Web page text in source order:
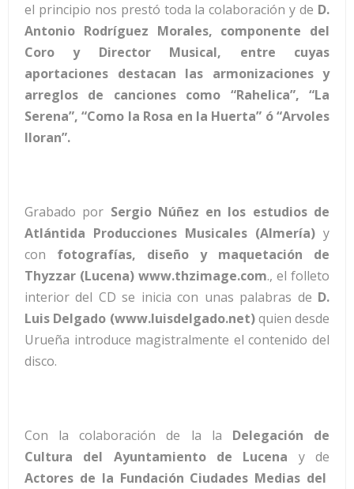
el principio nos prestó toda la colaboración y de D.
Antonio Rodríguez Morales, componente del
Coro y Director Musical, entre cuyas
aportaciones destacan las armonizaciones y
arreglos de canciones como “Rahelica”, “La
Serena”, “Como la Rosa en la Huerta” ó “Arvoles
lloran”.
Grabado por Sergio Núñez en los estudios de
Atlántida Producciones Musicales (Almería) y
con fotografías, diseño y maquetación de
Thyzzar (Lucena) www.thzimage.com., el folleto
interior del CD se inicia con unas palabras de D.
Luis Delgado (www.luisdelgado.net)quien desde
Urueña introduce magistralmente el contenido del
disco.
Con la colaboración de la la Delegación de
Cultura del Ayuntamiento de Lucena y de
Actores de la Fundación Ciudades Medias del